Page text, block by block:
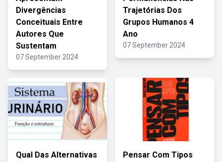
Divergências
Conceituais Entre
Autores Que
Sustentam
07 September 2024
Trajetórias Dos
Grupos Humanos 4
Ano
07 September 2024
Qual Das Alternativas Pensar Com Tipos